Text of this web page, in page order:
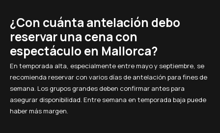
¿Con cuánta antelación debo
reservar una cena con
espectáculo en Mallorca?
En temporada alta, especialmente entre mayo y septiembre, se
recomienda reservar con varios días de antelación para fines de
semana. Los grupos grandes deben confirmar antes para
asegurar disponibilidad. Entre semana en temporada baja puede
haber más margen.